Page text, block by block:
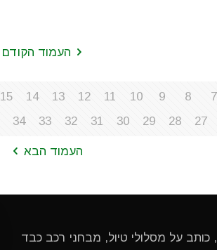
העמוד הקודם
7
8
9
10
11
12
13
14
15
27
28
29
30
31
32
33
34
העמוד הבא
כותב על מסלולי טיול, מבחני רכב כבד